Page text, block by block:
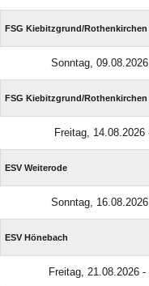
FSG Kiebitzgrund/​Rothenkirchen
Sonntag,
FSG Kiebitzgrund/​Rothenkirchen
Freitag,
ESV Weiterode
Sonntag,
ESV Hönebach
Freitag, 21.08.2026